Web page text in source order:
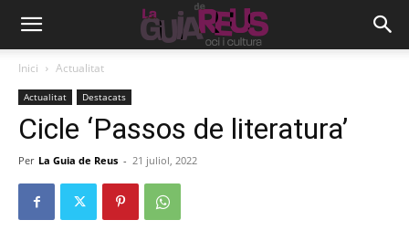
Inici Actualitat
Actualitat Destacats
Cicle ‘Passos de literatura’
Per La Guia de Reus - 21 juliol, 2022